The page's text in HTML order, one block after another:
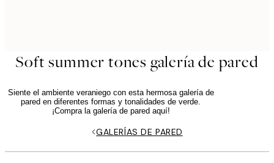
Soft summer tones galería de pared
Siente el ambiente veraniego con esta hermosa galería de
pared en diferentes formas y tonalidades de verde.
¡Compra la galería de pared aquí!
GALERÍAS DE PARED